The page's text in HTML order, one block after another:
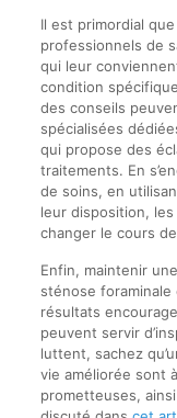
Il est primordial
professionnels de
qui leur
condition
des conseils
spécialisées
qui propose des
traitements. En
de soins, en
leur disposition,
changer le cours
Enfin, maintenir
sténose
résultats
peuvent servir
luttent, sachez
vie améliorée sont
prometteuses,